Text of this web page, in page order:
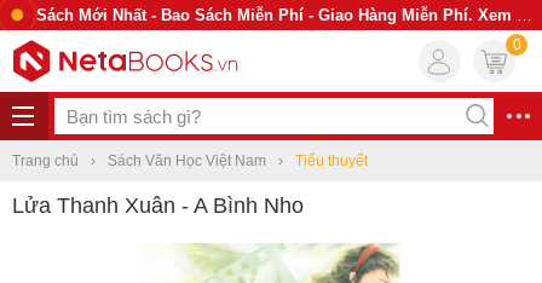
Sách Mới Nhất - Bao Sách Miễn Phí - Giao Hàng Miễn Phí. Xem Ngay
0
Trang chủ Sách Văn Học Việt Nam Tiểu thuyết
Lửa Thanh Xuân - A Bình Nho